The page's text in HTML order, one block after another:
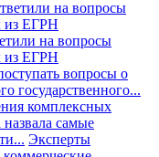
на вопросы
из ЕГРН
вопросы о
государственного...
комплексных
назвала самые
Эксперты